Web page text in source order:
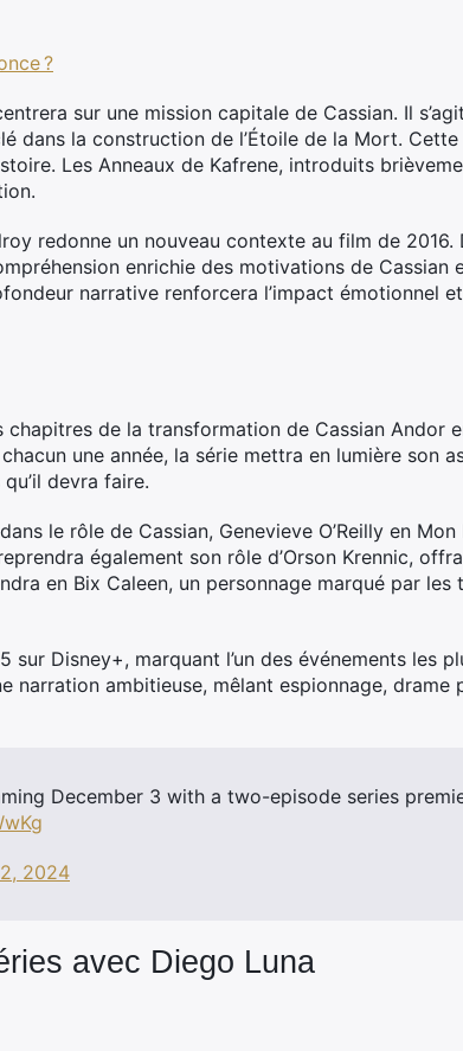
?
sur une mission capitale de Cassian. Il
dans la construction de l’Étoile de la Mort.
Les Anneaux de Kafrene, introduits
redonne un nouveau contexte au film de 2016.
enrichie des motivations de Cassian
narrative renforcera l’impact émotionnel
de la transformation de Cassian Andor
une année, la série mettra en lumière son
devra faire.
le rôle de Cassian, Genevieve O’Reilly en
également son rôle d’Orson Krennic,
en Bix Caleen, un personnage marqué par les
Disney+, marquant l’un des événements les
narration ambitieuse, mêlant espionnage,
December 3 with a two-episode series
2024
avec Diego Luna